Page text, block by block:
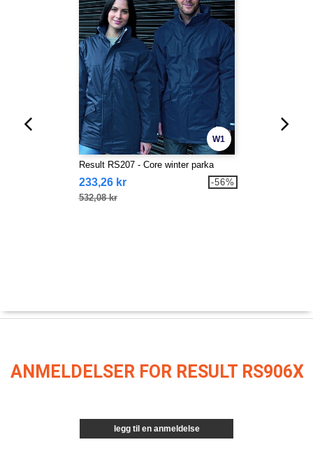
W1
Result RS207 - Core winter parka
233,26 kr
532,08 kr
-56%
ANMELDELSER FOR RESULT RS906X
legg til en anmeldelse